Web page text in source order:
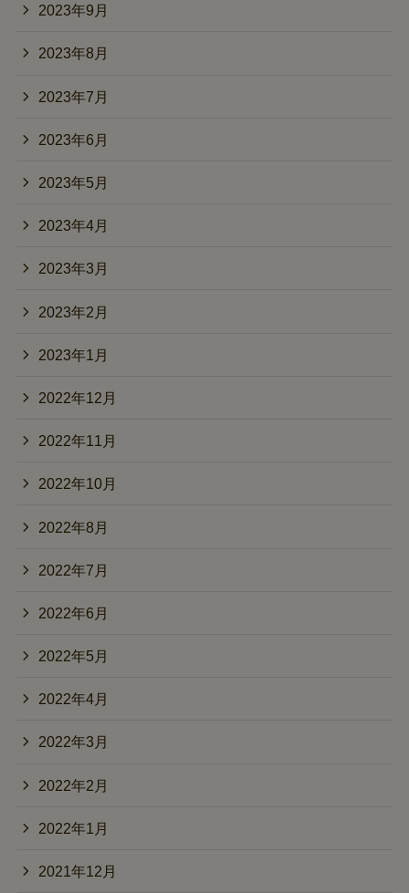
2023年9月
2023年8月
2023年7月
2023年6月
2023年5月
2023年4月
2023年3月
2023年2月
2023年1月
2022年12月
2022年11月
2022年10月
2022年8月
2022年7月
2022年6月
2022年5月
2022年4月
2022年3月
2022年2月
2022年1月
2021年12月